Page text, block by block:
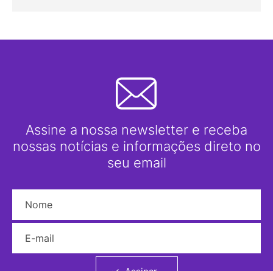
Assine a nossa newsletter e receba
nossas notícias e informações direto no
seu email